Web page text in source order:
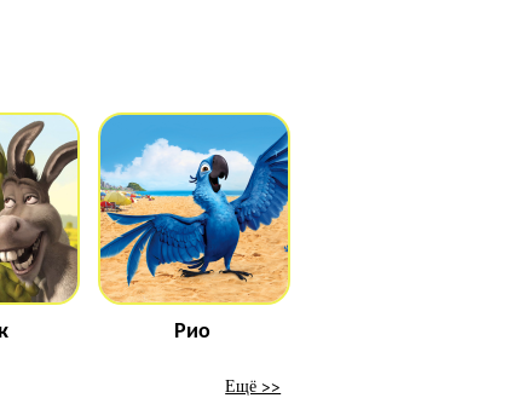
Рио
Ещё >>